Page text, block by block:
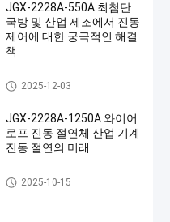
JGX-2228A-550A 최첨단
국방 및 산업 제조에서 진동
제어에 대한 궁극적인 해결
책
와이어 로프 제진기
2025-12-03
JGX-2228A-1250A 와이어
로프 진동 절연체 산업 기계
진동 절연의 미래
와이어 로프 제진기
2025-10-15